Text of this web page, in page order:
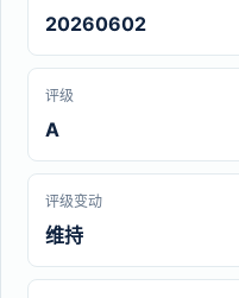
20260602
评级
A
评级变动
维持